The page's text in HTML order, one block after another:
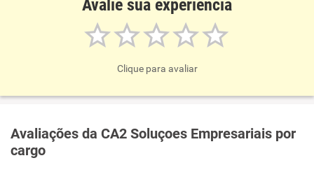
Avalie sua experiência
Clique para avaliar
Avaliações da CA2 Soluçoes Empresariais por
cargo